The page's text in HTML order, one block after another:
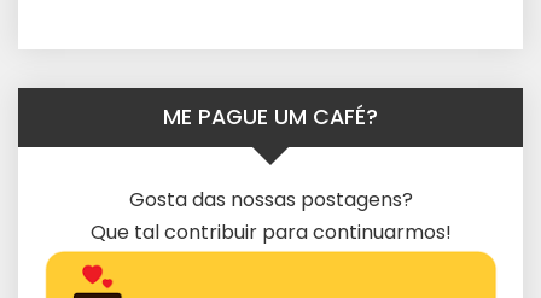
ME PAGUE UM CAFÉ?
Gosta das nossas postagens?
Que tal contribuir para continuarmos!